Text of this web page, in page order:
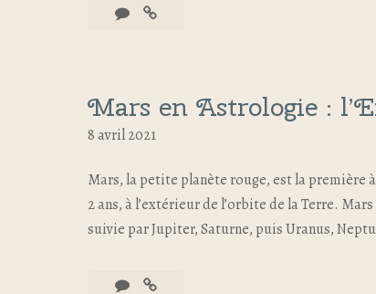
Mars en Astrologie :
8 avril 2021
Mars, la petite planète rouge, est la première
2 ans, à l’extérieur de l’orbite de la Terre.
suivie par Jupiter, Saturne, puis Uranus,